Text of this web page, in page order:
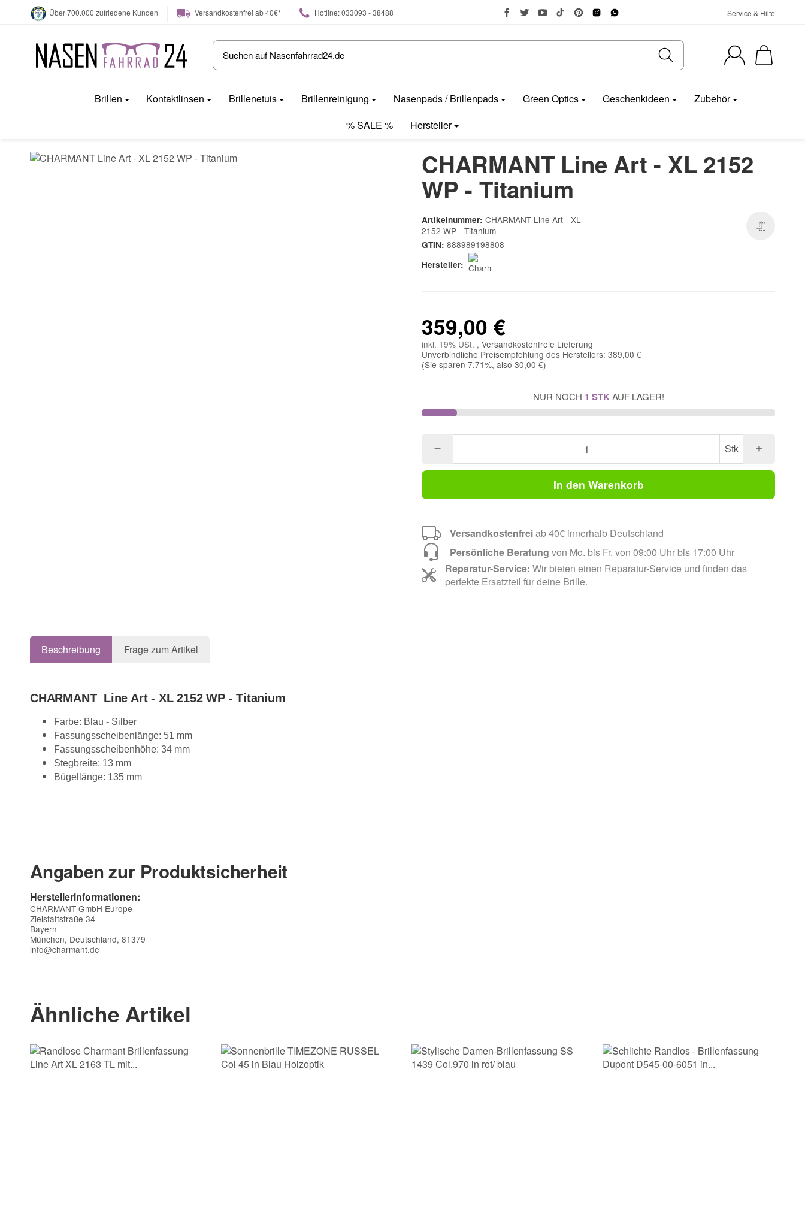
Über 700.000 zufriedene Kunden Versandkostenfrei ab 40€* Hotline: 033093 - 38488 Service & Hilfe
Brillen Kontaktlinsen Brillenetuis Brillenreinigung Nasenpads / Brillenpads Green Optics Geschenkideen
Zubehör
% SALE %
Hersteller
CHARMANT Line Art - XL 2152
WP - Titanium
Artikelnummer: CHARMANT Line Art - XL
2152 WP - Titanium
GTIN: 888989198808
Hersteller:
359,00 €
inkl. 19% USt. , Versandkostenfreie Lieferung
Unverbindliche Preisempfehlung des Herstellers: 389,00 €
(Sie sparen 7.71%, also 30,00 €)
NUR NOCH 1 STK AUF LAGER!
Stk
In den Warenkorb
Versandkostenfreiab 40€ innerhalb Deutschland
Persönliche Beratung von Mo. bis Fr. von 09:00 Uhr bis 17:00 Uhr
Reparatur-Service: Wir bieten einen Reparatur-Service und finden das
perfekte Ersatzteil für deine Brille.
Beschreibung Frage zum Artikel
CHARMANT Line Art - XL 2152 WP - Titanium
Farbe: Blau - Silber
Fassungsscheibenlänge: 51 mm
Fassungsscheibenhöhe: 34 mm
Stegbreite: 13 mm
Bügellänge: 135 mm
Angaben zur Produktsicherheit
Herstellerinformationen:
CHARMANT GmbH Europe
Zielstattstraße 34
Bayern
München, Deutschland, 81379
info@charmant.de
E-Mail
Ähnliche Artikel